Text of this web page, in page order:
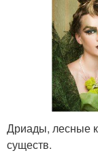
Дриады, лесные
существ.